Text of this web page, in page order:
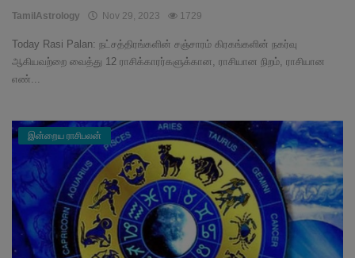
TamilAstrology Nov 29, 2023 1729
Today Rasi Palan: நட்சத்திரங்களின் சஞ்சாரம் கிரகங்களின் நகர்வு
ஆகியவற்றை வைத்து 12 ராசிக்காரர்களுக்கான, ராசியான நிறம், ராசியான
எண்...
இன்றைய ராசிபலன்